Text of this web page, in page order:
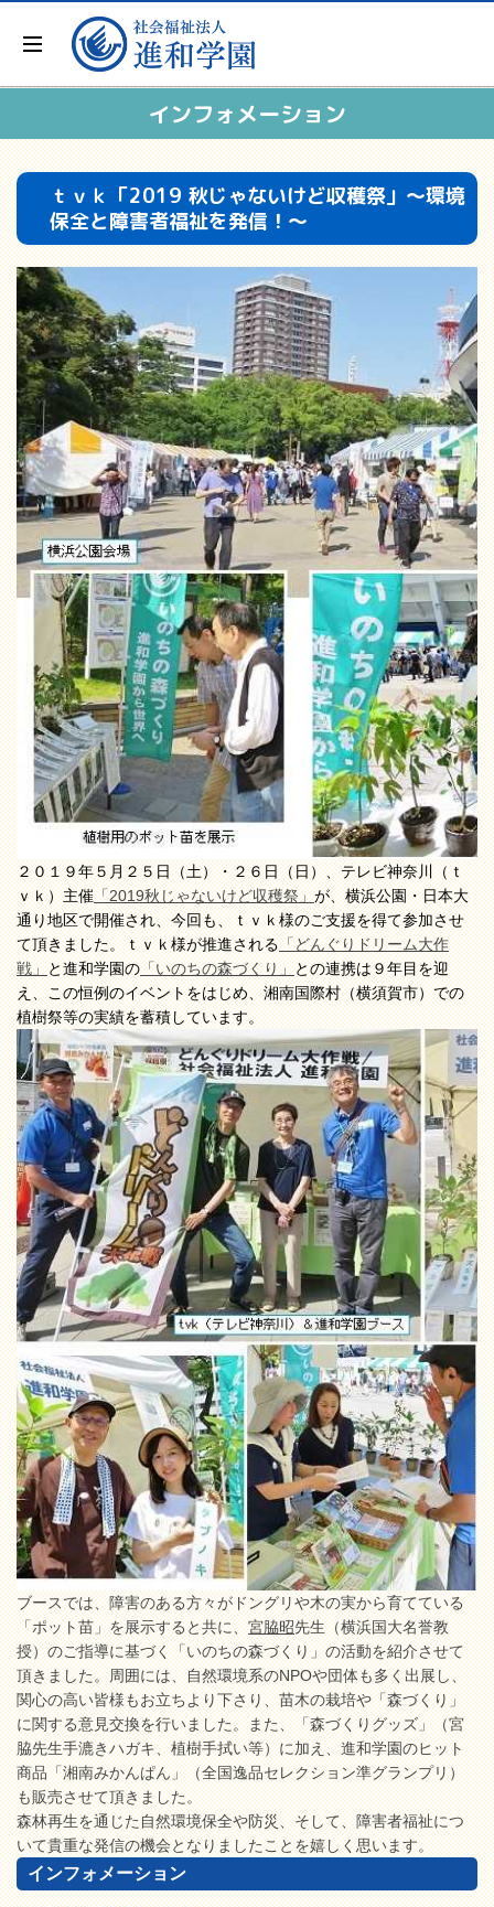
インフォメーション
ｔｖｋ「2019 秋じゃないけど収穫祭」～環境
保全と障害者福祉を発信！～
２０１９年５月２５日（土）・２６日（日）、テレビ神奈川（ｔ
ｖｋ）主催「2019秋じゃないけど収穫祭」が、横浜公園・日本大
通り地区で開催され、今回も、ｔｖｋ様のご支援を得て参加させ
て頂きました。ｔｖｋ様が推進される「どんぐりドリーム大作
戦」と進和学園の「いのちの森づくり」との連携は９年目を迎
え、この恒例のイベントをはじめ、湘南国際村（横須賀市）での
植樹祭等の実績を蓄積しています。
ブースでは、障害のある方々がドングリや木の実から育てている
「ポット苗」を展示すると共に、宮脇昭先生（横浜国大名誉教
授）のご指導に基づく「いのちの森づくり」の活動を紹介させて
頂きました。周囲には、自然環境系のNPOや団体も多く出展し、
関心の高い皆様もお立ちより下さり、苗木の栽培や「森づくり」
に関する意見交換を行いました。また、「森づくりグッズ」（宮
脇先生手漉きハガキ、植樹手拭い等）に加え、進和学園のヒット
商品「湘南みかんぱん」（全国逸品セレクション準グランプリ）
も販売させて頂きました。
森林再生を通じた自然環境保全や防災、そして、障害者福祉につ
いて貴重な発信の機会となりましたことを嬉しく思います。
インフォメーション